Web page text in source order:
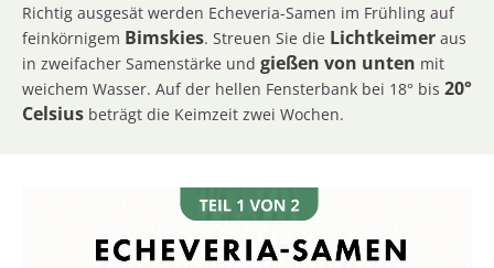
Richtig ausgesät werden Echeveria-Samen im Frühling auf
feinkörnigem Bimskies. Streuen Sie die Lichtkeimer aus
in zweifacher Samenstärke und gießen von unten mit
weichem Wasser. Auf der hellen Fensterbank bei 18° bis 20°
Celsius beträgt die Keimzeit zwei Wochen.